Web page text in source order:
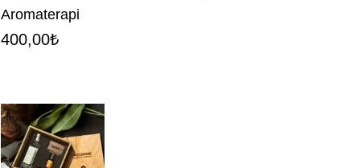
Aromaterapi
400,00₺